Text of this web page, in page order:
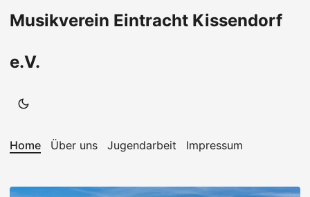
Musikverein Eintracht Kissendorf
e.V.
Home Über uns Jugendarbeit Impressum